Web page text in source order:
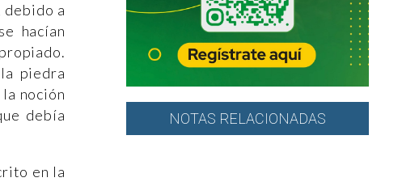
debido a
hacían
piedra
noción
debía
en la
NOTAS RELACIONADAS